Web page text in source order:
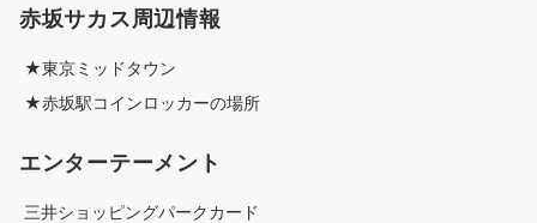
赤坂サカス周辺情報
★東京ミッドタウン
★赤坂駅コインロッカーの場所
エンターテーメント
三井ショッピングパークカード